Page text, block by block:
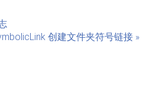
创建文件夹符号链接 »